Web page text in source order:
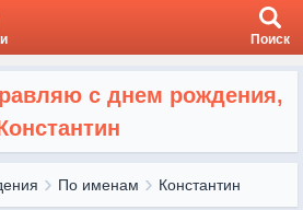
Поиск
с днем рождения,
По именам Константин